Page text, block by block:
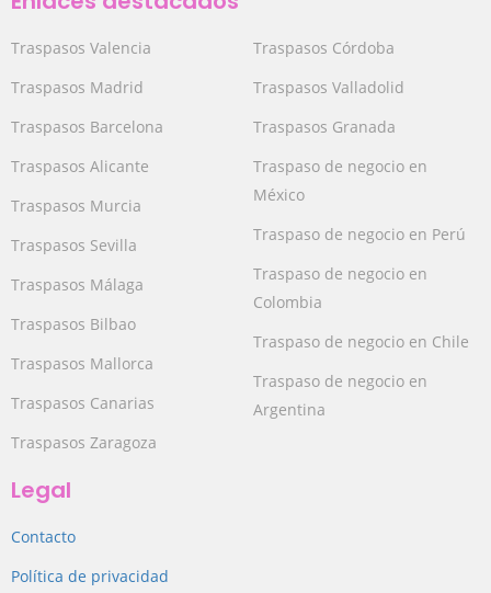
Traspasos Valencia
Traspasos Madrid
Traspasos Barcelona
Traspasos Alicante
Traspasos Murcia
Traspasos Sevilla
Traspasos Málaga
Traspasos Bilbao
Traspasos Mallorca
Traspasos Canarias
Traspasos Zaragoza
Traspasos Córdoba
Traspasos Valladolid
Traspasos Granada
Traspaso de negocio en
México
Traspaso de negocio en Perú
Traspaso de negocio en
Colombia
Traspaso de negocio en Chile
Traspaso de negocio en
Argentina
Legal
Contacto
Política de privacidad